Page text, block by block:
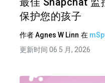
保护您的孩子
作者Agnes W Linn 在
更新时间 06 5 月, 2026